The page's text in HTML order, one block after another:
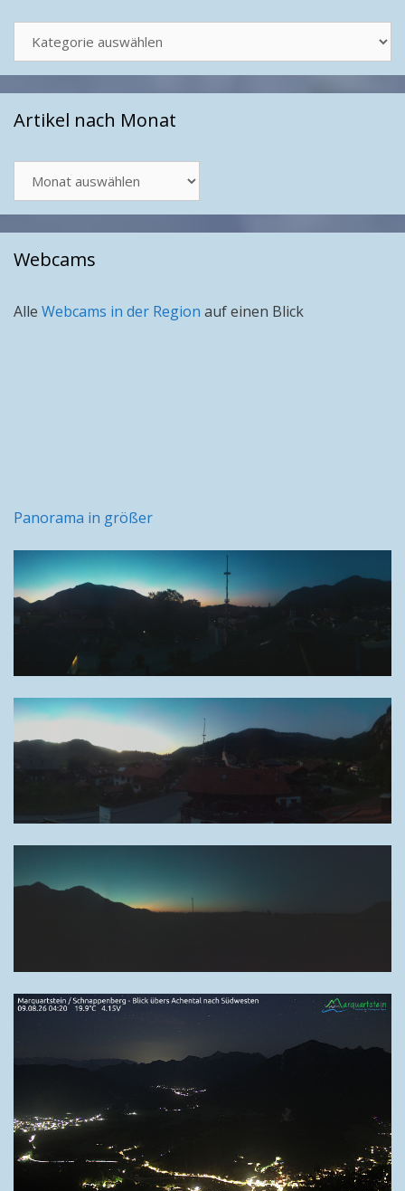
Artikel nach Monat
nach
Monat
Webcams
Alle Webcams in der Region auf einen Blick
Panorama in größer